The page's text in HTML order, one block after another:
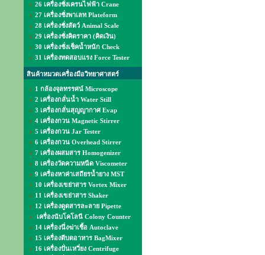
26 เครื่องชั่งเครนไฟฟ้า Crane
27 เครื่องชั่งพาเลท Plateform
28 เครื่องชั่งสัตว์ Animal Scale
29 เครื่องชั่งคิดราคา (คิดเงิน)
30 เครื่องชั่งเช็คน้ำหนัก Check
31 เครื่องทดสอบแรง Force Tester
สินค้าหมวดเครื่องมือวิทยาศาสตร์
1 กล้องจุลทรรศน์ Microscope
2 เครื่องกลั่นน้ำ Water Still
3 เครื่องกลั่นสุญญากาศ Evap
4 เครื่องกวน Magnetic Stirrer
5 เครื่องกวน Jar Tester
6 เครื่องกวน Overhead Stirrer
7 เครื่องผสมสาร Homogenizer
8 เครื่องวัดความหนืด Viscometer
9 เครื่องหาค่าเสถียรน้ำยาง MST
10 เครื่องเขย่าสาร Vortex Mixer
11 เครื่องเขย่าสาร Shaker
12 เครื่องดูดสารละลาย Pipette
เครื่องนับโคโลนี Colony Counter
14 เครื่องนึ่งฆ่าเชื้อ Autoclave
15 เครื่องตีบดอาหาร BagMixer
16 เครื่องปั่นเหวี่ยง Centrifuge